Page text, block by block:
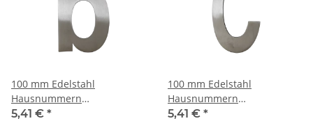
100 mm Edelstahl
Hausnummern
Edelstahlzahlen
5,41 € *
100 mm Edelstahl
Hausnummern
Edelstahlzahlen
5,41 € *